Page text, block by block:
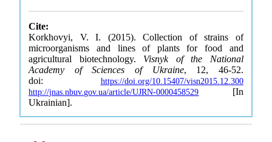
Cite:
Korkhovyi, V. I. (2015). Collection of strains of
microorganisms and lines of plants for food and
agricultural biotechnology. Visnyk of the National
Academy of Sciences of Ukraine, 12, 46-52.
doi: https://doi.org/10.15407/visn2015.12.300
http://jnas.nbuv.gov.ua/article/UJRN-0000458529 [In
Ukrainian].